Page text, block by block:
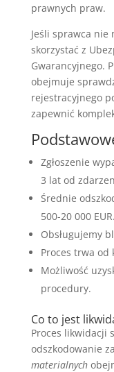
prawnych praw.
Jeśli sprawca nie
skorzystać z
Gwarancyjnego.
obejmuje
rejestracyjnego
zapewnić
Zgłoszenie
3 lat od
Średnie
500-20 000 EUR.
Obsługujemy
Proces trwa
Możliwość
procedury.
Co to jest
Proces likwidacji
odszkodowanie
materialnych